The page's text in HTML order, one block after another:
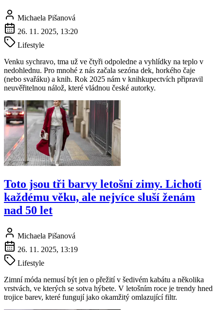
Michaela Pišanová
26. 11. 2025, 13:20
Lifestyle
Venku sychravo, tma už ve čtyři odpoledne a vyhlídky na teplo v
nedohlednu. Pro mnohé z nás začala sezóna dek, horkého čaje
(nebo svařáku) a knih. Rok 2025 nám v knihkupectvích připravil
neuvěřitelnou nálož, které vládnou české autorky.
Toto jsou tři barvy letošní zimy. Lichotí
každému věku, ale nejvíce sluší ženám
nad 50 let
Michaela Pišanová
26. 11. 2025, 13:19
Lifestyle
Zimní móda nemusí být jen o přežití v šedivém kabátu a několika
vrstvách, ve kterých se sotva hýbete. V letošním roce je trendy hned
trojice barev, které fungují jako okamžitý omlazující filtr.